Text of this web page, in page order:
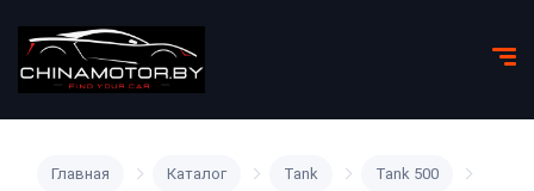
Главная Каталог Tank Tank 500